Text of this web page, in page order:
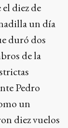
diez de
un día
duró dos
de la
Pedro
un
diez vuelos